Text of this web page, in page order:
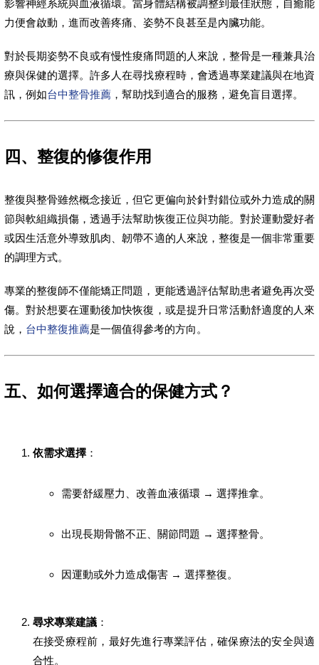
影響神經系統與血液循環。當身體結構被調整到最佳狀態，自癒能
力便會啟動，進而改善疼痛、姿勢不良甚至是內臟功能。
對於長期姿勢不良或有慢性痠痛問題的人來說，整骨是一種兼具治
療與保健的選擇。許多人在尋找療程時，會透過專業建議與在地資
訊，例如台中整骨推薦 ，幫助找到適合的服務，避免盲目選擇。
四、整復的修復作用
整復與整骨雖然概念接近，但它更偏向於針對錯位或外力造成的關
節與軟組織損傷，透過手法幫助恢復正位與功能。對於運動愛好者
或因生活意外導致肌肉、韌帶不適的人來說，整復是一個非常重要
的調理方式。
專業的整復師不僅能矯正問題，更能透過評估幫助患者避免再次受
傷。對於想要在運動後加快恢復，或是提升日常活動舒適度的人來
說， 台中整復推薦是一個值得參考的方向。
五、如何選擇適合的保健方式？
依需求選擇 ：
需要舒緩壓力、改善血液循環 → 選擇推拿。
出現長期骨骼不正、關節問題 → 選擇整骨。
因運動或外力造成傷害 → 選擇整復。
尋求專業建議 ：
在接受療程前，最好先進行專業評估，確保療法的安全與適
合性。